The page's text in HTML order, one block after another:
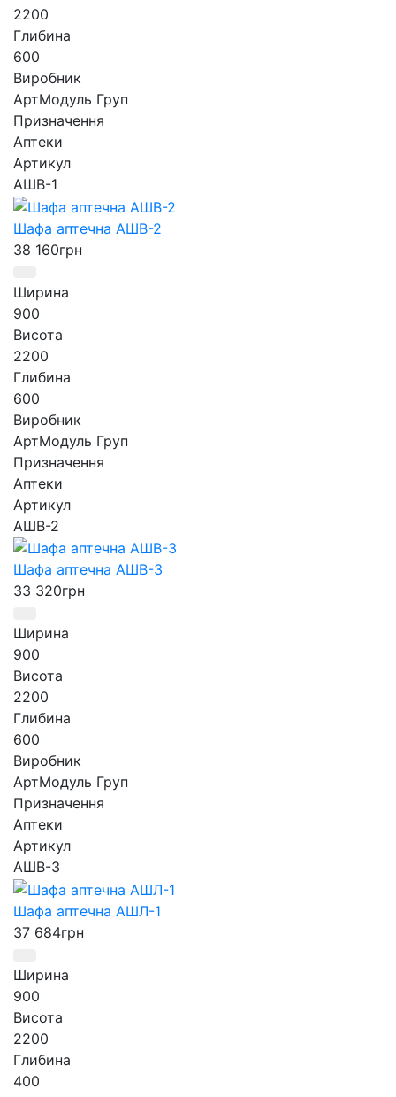
2200
Глибина
600
Виробник
АртМодуль Груп
Призначення
Аптеки
Артикул
АШВ-1
Шафа аптечна АШВ-2
38 160грн
Ширина
900
Висота
2200
Глибина
600
Виробник
АртМодуль Груп
Призначення
Аптеки
Артикул
АШВ-2
Шафа аптечна АШВ-3
33 320грн
Ширина
900
Висота
2200
Глибина
600
Виробник
АртМодуль Груп
Призначення
Аптеки
Артикул
АШВ-3
Шафа аптечна АШЛ-1
37 684грн
Ширина
900
Висота
2200
Глибина
400